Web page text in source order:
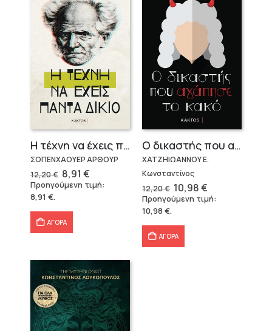
Η τέχνη να έχεις πάντα δίκιο – Άρθουρ Σοπενχάουερ
ΣΟΠΕΝΧΑΟΥΕΡ ΑΡΘΟΥΡ
12,20€ Original
price
was:
8,91 €Η
τρέχουσα
τιμή
Προηγούμενη τιμή:
8,91 €.
ΑΓΟΡΑ
Ο δικαστής που αγάπησε το κακό
ΧΑΤΖΗΙΩΑΝΝΟΥ Ε.
Κωνσταντίνος
12,20€ Original
price
was:
10,98€Η
τρέχουσα
τιμή
Προηγούμενη τιμή:
10,98 €.
ΑΓΟΡΑ